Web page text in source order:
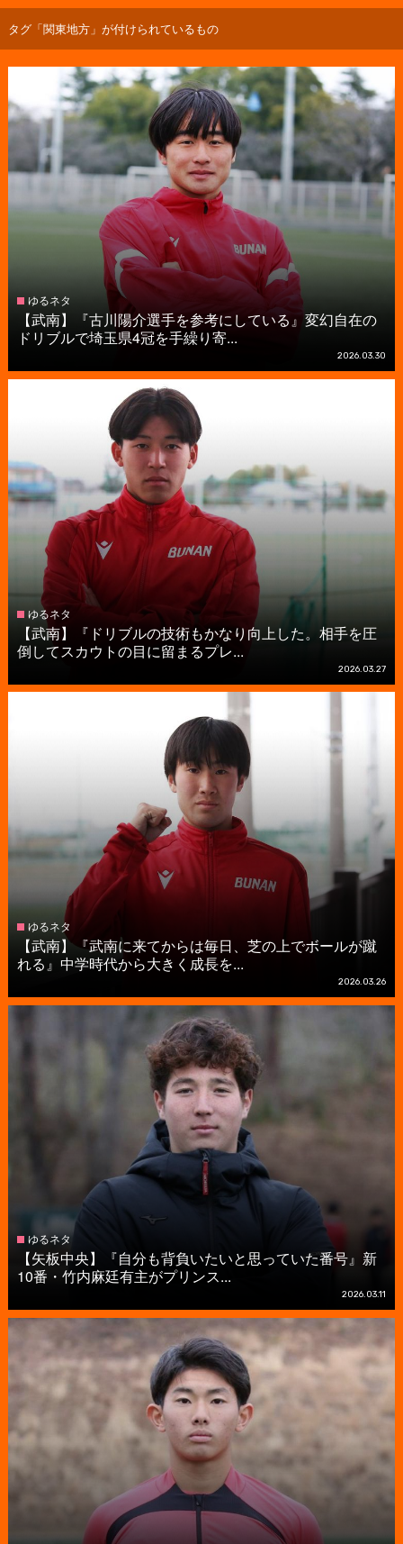
タグ「関東地方」が付けられているもの
ゆるネタ
【武南】『古川陽介選手を参考にしている』変幻自在の
ドリブルで埼玉県4冠を手繰り寄...
2026.03.30
ゆるネタ
【武南】『ドリブルの技術もかなり向上した。相手を圧
倒してスカウトの目に留まるプレ...
2026.03.27
ゆるネタ
【武南】『武南に来てからは毎日、芝の上でボールが蹴
れる』中学時代から大きく成長を...
2026.03.26
ゆるネタ
【矢板中央】『自分も背負いたいと思っていた番号』新
10番・竹内麻廷有主がプリンス...
2026.03.11